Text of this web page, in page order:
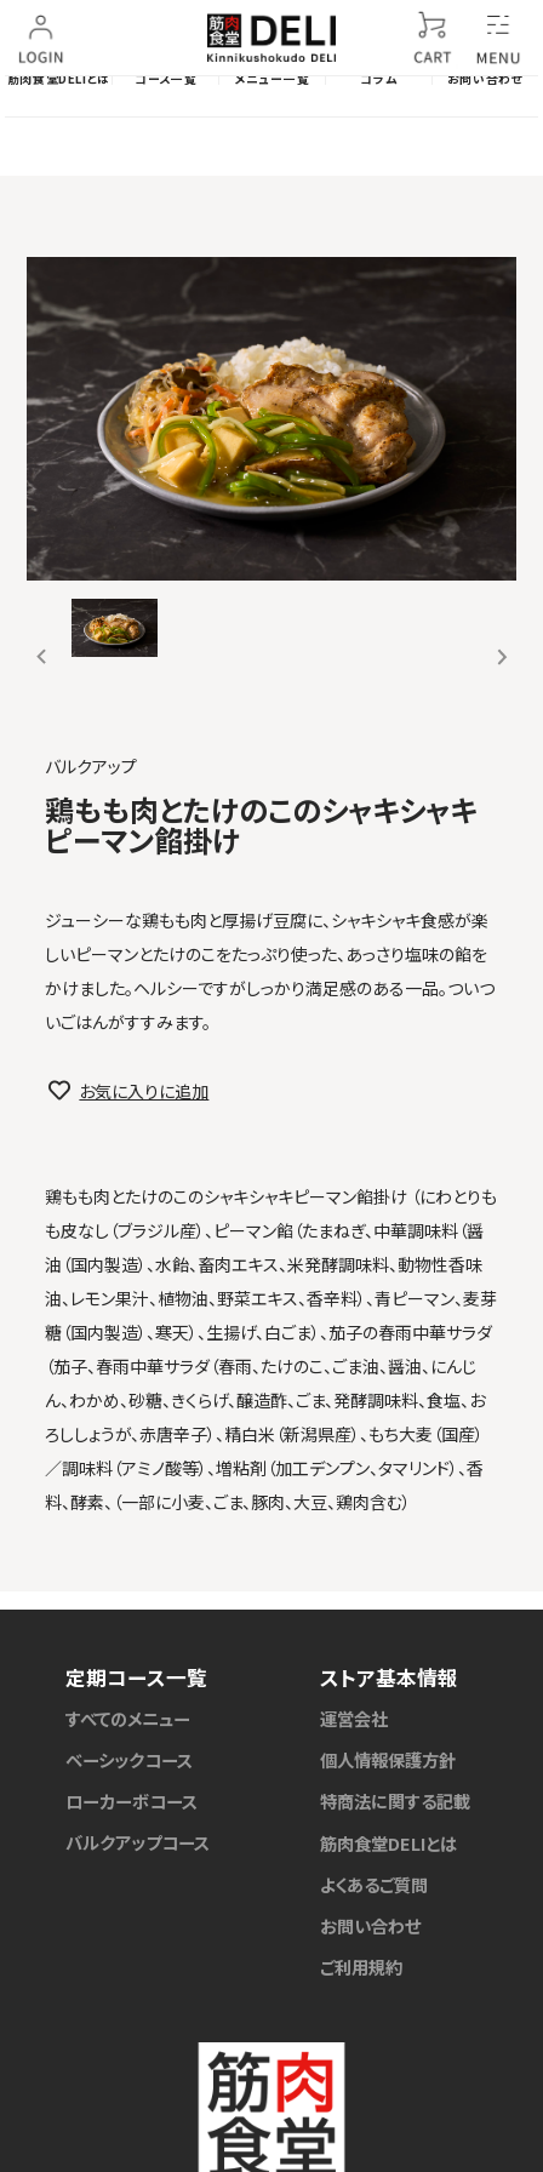
筋肉食堂DELIとは コース一覧 メニュー一覧 コラム お問い合わせ
バルクアップ
鶏もも肉とたけのこのシャキシャキ
ピーマン餡掛け
ジューシーな鶏もも肉と厚揚げ豆腐に、シャキシャキ食感が楽
しいピーマンとたけのこをたっぷり使った、あっさり塩味の餡を
かけました。ヘルシーですがしっかり満足感のある一品。ついつ
いごはんがすすみます。
お気に入りに追加
鶏もも肉とたけのこのシャキシャキピーマン餡掛け （にわとりも
も皮なし（ブラジル産）、ピーマン餡（たまねぎ、中華調味料（醤
油（国内製造）、水飴、畜肉エキス、米発酵調味料、動物性香味
油、レモン果汁、植物油、野菜エキス、香辛料）、青ピーマン、麦芽
糖（国内製造）、寒天）、生揚げ、白ごま）、茄子の春雨中華サラダ
（茄子、春雨中華サラダ（春雨、たけのこ、ごま油、醤油、にんじ
ん、わかめ、砂糖、きくらげ、醸造酢、ごま、発酵調味料、食塩、お
ろししょうが、赤唐辛子）、精白米（新潟県産）、もち大麦（国産）
／調味料（アミノ酸等）、増粘剤（加工デンプン、タマリンド）、香
料、酵素、（一部に小麦、ごま、豚肉、大豆、鶏肉含む）
定期コース一覧
すべてのメニュー
ベーシックコース
ローカーボコース
バルクアップコース
ストア基本情報
運営会社
個人情報保護方針
特商法に関する記載
筋肉食堂DELIとは
よくあるご質問
お問い合わせ
ご利用規約